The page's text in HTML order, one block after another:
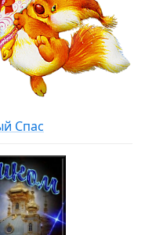
Спас